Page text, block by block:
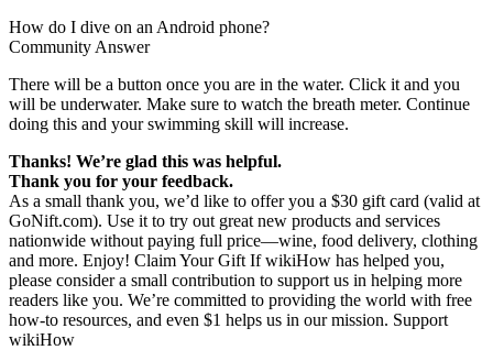
How do I dive on an Android phone?
Community Answer
There will be a button once you are in the water. Click it and you
will be underwater. Make sure to watch the breath meter. Continue
doing this and your swimming skill will increase.
Thanks! We’re glad this was helpful.
Thank you for your feedback.
As a small thank you, we’d like to offer you a $30 gift card (valid at
GoNift.com). Use it to try out great new products and services
nationwide without paying full price—wine, food delivery, clothing
and more. Enjoy! Claim Your Gift If wikiHow has helped you,
please consider a small contribution to support us in helping more
readers like you. We’re committed to providing the world with free
how-to resources, and even $1 helps us in our mission. Support
wikiHow